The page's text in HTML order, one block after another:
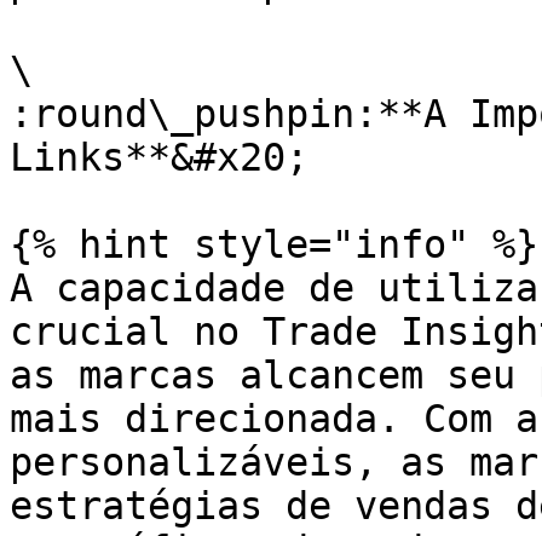
\
:round\_pushpin:**A
Links**&#x20;
{% hint style="info" %}
A capacidade de
crucial no Trade
as marcas alcancem
mais direcionada. Com
personalizáveis, as
estratégias de vendas